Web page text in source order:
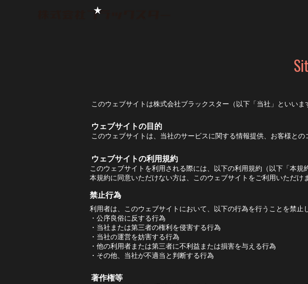
このウェブサイトは株式会社ブラックスター（以下「当社」といいま
ウェブサイトの目的
このウェブサイトは、当社のサービスに関する情報提供、お客様と
ウェブサイトの利用規約
このウェブサイトを利用される際には、以下の利用規約（以下「本規
本規約に同意いただけない方は、このウェブサイトをご利用いただけ
禁止行為
利用者は、このウェブサイトにおいて、以下の行為を行うことを禁止
・公序良俗に反する行為
・当社または第三者の権利を侵害する行為
・当社の運営を妨害する行為
・他の利用者または第三者に不利益または損害を与える行為
・その他、当社が不適当と判断する行為
著作権等